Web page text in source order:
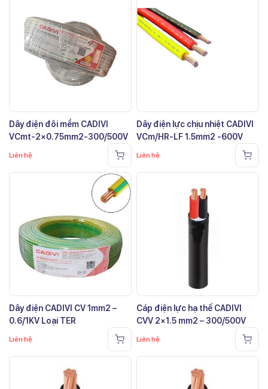
Dây điện đôi mềm CADIVI
VCmt-2×0.75mm2-300/500V
Liên hệ
Dây điện lực chịu nhiệt CADIVI
VCm/HR-LF 1.5mm2 -600V
Liên hệ
Dây điện CADIVI CV 1mm2 –
0.6/1KV Loại TER
Liên hệ
Cáp điện lực hạ thế CADIVI
CVV 2×1.5 mm2 – 300/500V
Liên hệ